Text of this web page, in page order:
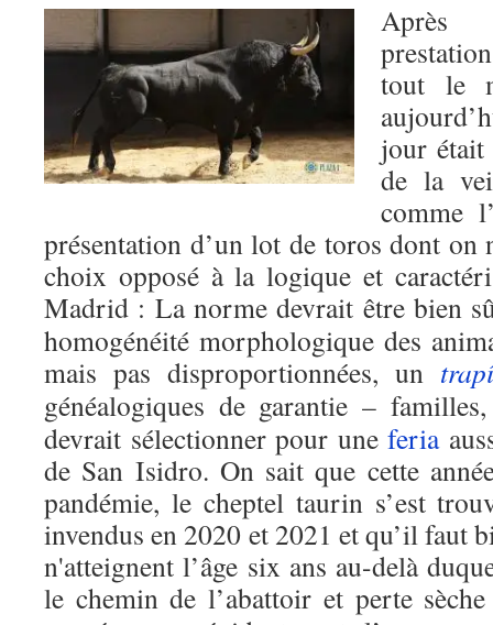
Après
tout le
jour était
de la
comme
présentation d’un lot de toros dont on
choix opposé à la logique et
Madrid : La norme devrait être bien
homogénéité morphologique des
mais pas disproportionnées, un
généalogiques de garantie –
devrait sélectionner pour une feria
de San Isidro. On sait que cette
pandémie, le cheptel taurin s’est
invendus en 2020 et 2021 et qu’il faut
n'atteignent l’âge six ans au-delà
le chemin de l’abattoir et perte